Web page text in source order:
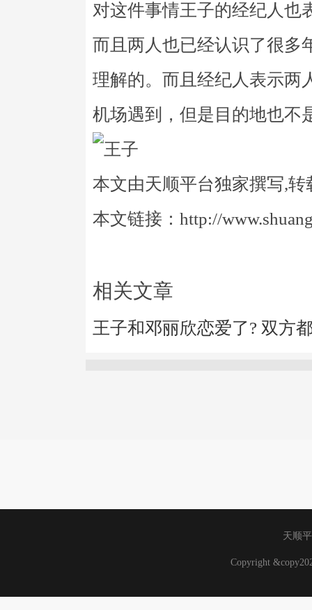
对这件事情王子的经纪人也
而且两人也已经认识了很多
理解的。而且经纪人表示两
机场遇到，但是目的地也不
本文由天顺平台独家撰写,转
本文链接：http://
相关文章
王子和邓丽欣恋爱了? 双方
天顺
Copyright